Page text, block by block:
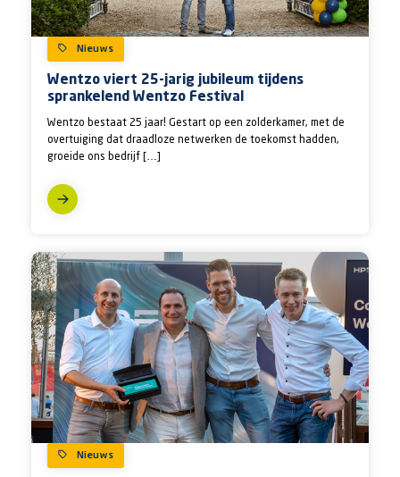
Nieuws
Wentzo viert 25-jarig jubileum tijdens
sprankelend Wentzo Festival
Wentzo bestaat 25 jaar! Gestart op een zolderkamer, met de
overtuiging dat draadloze netwerken de toekomst hadden,
groeide ons bedrijf […]
Nieuws